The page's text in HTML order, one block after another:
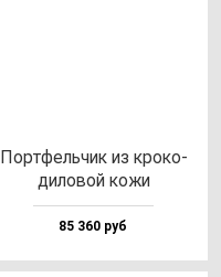
Пор­тфель­чик из кро­ко­
ди­ло­вой ко­жи
85 360 руб